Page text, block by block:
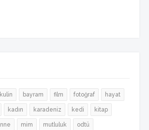
bayram film fotoğraf hayat
kadın karadeniz kedi kitap
mim mutluluk odtü